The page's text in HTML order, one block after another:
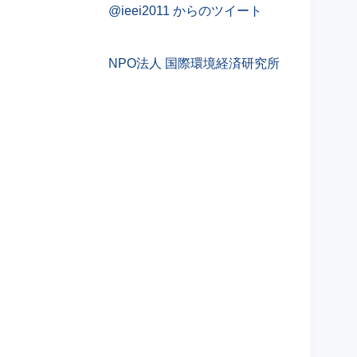
@ieei2011 からのツイート
NPO法人 国際環境経済研究所